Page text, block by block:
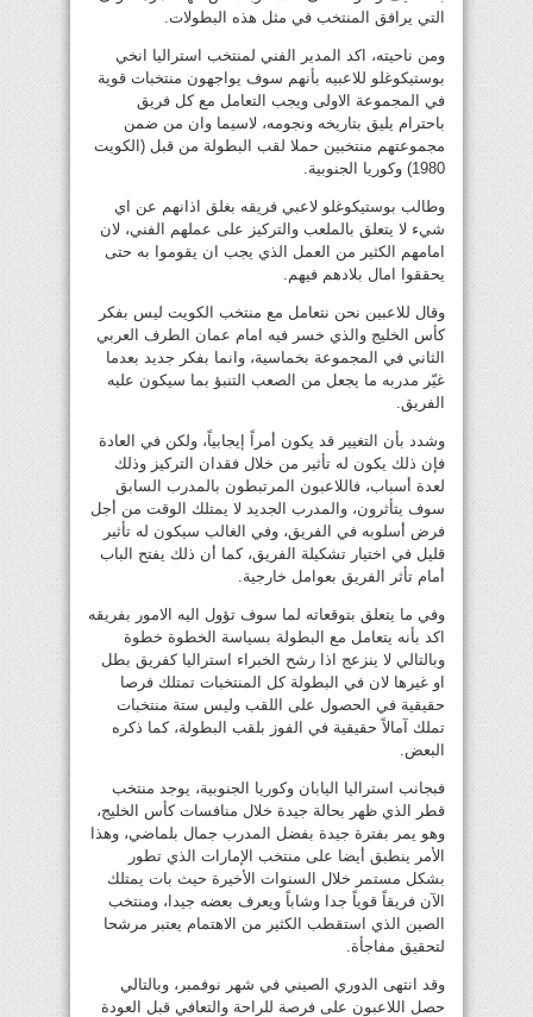
التي يرافق المنتخب في مثل هذه البطولات.
ومن ناحيته، اكد المدير الفني لمنتخب استراليا انخي
بوستيكوغلو للاعبيه بأنهم سوف يواجهون منتخبات قوية
في المجموعة الاولى ويجب التعامل مع كل فريق
باحترام يليق بتاريخه ونجومه، لاسيما وان من ضمن
مجموعتهم منتخبين حملا لقب البطولة من قبل (الكويت
1980) وكوريا الجنوبية.
وطالب بوستيكوغلو لاعبي فريقه بغلق اذانهم عن اي
شيء لا يتعلق بالملعب والتركيز على عملهم الفني، لان
امامهم الكثير من العمل الذي يجب ان يقوموا به حتى
يحققوا امال بلادهم فيهم.
وقال للاعبين نحن نتعامل مع منتخب الكويت ليس بفكر
كأس الخليج والذي خسر فيه امام عمان الطرف العربي
الثاني في المجموعة بخماسية، وانما بفكر جديد بعدما
غيّر مدربه ما يجعل من الصعب التنبؤ بما سيكون عليه
الفريق.
وشدد بأن التغيير قد يكون أمراً إيجابياً، ولكن في العادة
فإن ذلك يكون له تأثير من خلال فقدان التركيز وذلك
لعدة أسباب، فاللاعبون المرتبطون بالمدرب السابق
سوف يتأثرون، والمدرب الجديد لا يمتلك الوقت من أجل
فرض أسلوبه في الفريق، وفي الغالب سيكون له تأثير
قليل في اختيار تشكيلة الفريق، كما أن ذلك يفتح الباب
أمام تأثر الفريق بعوامل خارجية.
وفي ما يتعلق بتوقعاته لما سوف تؤول اليه الامور بفريقه
اكد بأنه يتعامل مع البطولة بسياسة الخطوة خطوة
وبالتالي لا ينزعج اذا رشح الخبراء استراليا كفريق بطل
او غيرها لان في البطولة كل المنتخبات تمتلك فرصا
حقيقية في الحصول على اللقب وليس ستة منتخبات
تملك آمالاً حقيقية في الفوز بلقب البطولة، كما ذكره
البعض.
فبجانب استراليا اليابان وكوريا الجنوبية، يوجد منتخب
قطر الذي ظهر بحالة جيدة خلال منافسات كأس الخليج،
وهو يمر بفترة جيدة بفضل المدرب جمال بلماضي، وهذا
الأمر ينطبق أيضا على منتخب الإمارات الذي تطور
بشكل مستمر خلال السنوات الأخيرة حيث بات يمتلك
الآن فريقاً قوياً جدا وشاباً ويعرف بعضه جيدا، ومنتخب
الصين الذي استقطب الكثير من الاهتمام يعتبر مرشحا
لتحقيق مفاجأة.
وقد انتهى الدوري الصيني في شهر نوفمبر، وبالتالي
حصل اللاعبون على فرصة للراحة والتعافي قبل العودة